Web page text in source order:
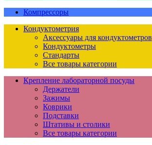
Компрессоры
Кондуктометрия
Аксессуары для кондуктометров
Кондуктометры
Стандарты
Все товары категории
Крепление лабораторной посуды
Держатели
Зажимы
Коврики
Подставки
Штативы и столики
Все товары категории